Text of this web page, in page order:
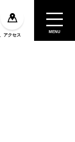
アクセス
MENU